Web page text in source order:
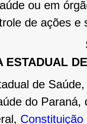
ou em
de ações e
ESTADUAL
de
do
, Constituição